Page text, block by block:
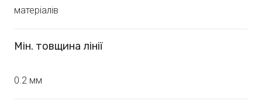
матеріалів
Мін. товщина лінії
0.2 мм